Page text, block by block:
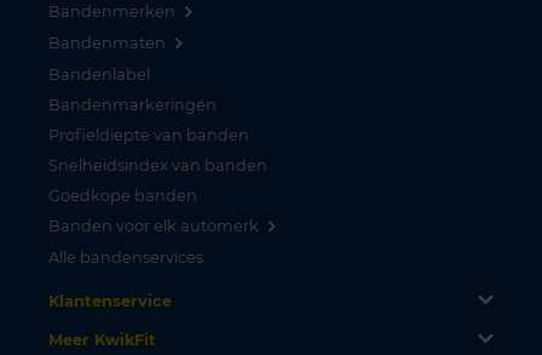
Bandenmerken
Bandenmaten
Bandenlabel
Bandenmarkeringen
Profieldiepte van banden
Snelheidsindex van banden
Goedkope banden
Banden voor elk automerk
Alle bandenservices
Klantenservice
Meer KwikFit